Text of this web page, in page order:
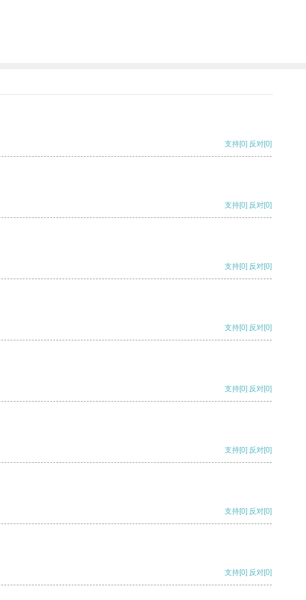
支持[0] 反对[0]
支持[0] 反对[0]
支持[0] 反对[0]
支持[0] 反对[0]
支持[0] 反对[0]
支持[0] 反对[0]
支持[0] 反对[0]
支持[0] 反对[0]